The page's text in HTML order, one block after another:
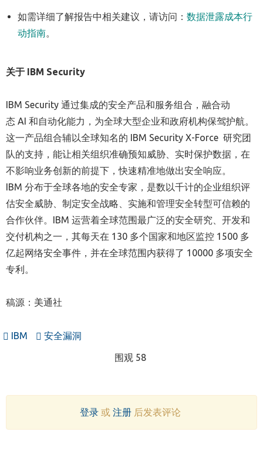
如需详细了解报告中相关建议，请访问： 数据泄露成本行
动指南。
关于 IBM Security
IBM Security 通过集成的安全产品和服务组合，融合动
态 AI 和自动化能力，为全球大型企业和政府机构保驾护航。
这一产品组合辅以全球知名的 IBM Security X-Force 研究团
队的支持，能让相关组织准确预知威胁、实时保护数据，在
不影响业务创新的前提下，快速精准地做出安全响应。
IBM 分布于全球各地的安全专家，是数以千计的企业组织评
估安全威胁、制定安全战略、实施和管理安全转型可信赖的
合作伙伴。IBM 运营着全球范围最广泛的安全研究、开发和
交付机构之一，其每天在 130 多个国家和地区监控 1500 多
亿起网络安全事件，并在全球范围内获得了 10000 多项安全
专利。
稿源：美通社
IBM 安全漏洞
围观 58
登录或 注册后发表评论